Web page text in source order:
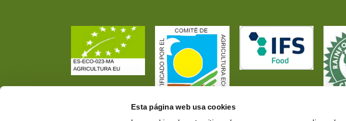
Esta página web usa cookies